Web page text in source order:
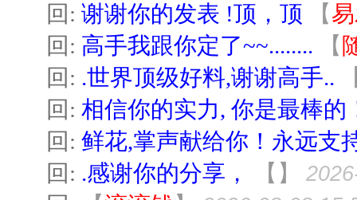
回: 谢谢你的发表 !顶，顶 【
回: 高手我跟你定了~~........ 【
回: .世界顶级好料,谢谢高手..
回: 相信你的实力, 你是最棒的
回: 鲜花,掌声献给你！永远支
回: .感谢你的分享， 【 】